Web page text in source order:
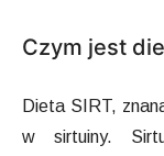
Czym jest
Dieta SIRT,
w sirtuiny.